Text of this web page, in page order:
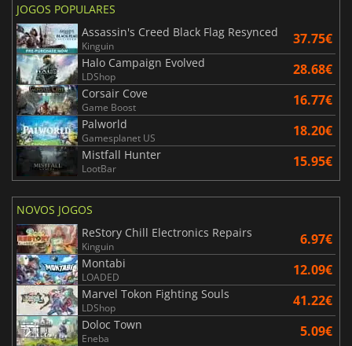
JOGOS POPULARES
Assassin's Creed Black Flag Resynced
Kinguin 37.75€
Halo Campaign Evolved
LDShop 28.68€
Corsair Cove
Game Boost 16.77€
Palworld
Gamesplanet US 18.20€
Mistfall Hunter
LootBar 15.95€
NOVOS JOGOS
ReStory Chill Electronics Repairs
Kinguin 6.97€
Montabi
LOADED 12.09€
Marvel Tokon Fighting Souls
LDShop 41.22€
Doloc Town
Eneba 5.09€